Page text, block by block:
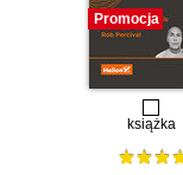
Promocja
książka